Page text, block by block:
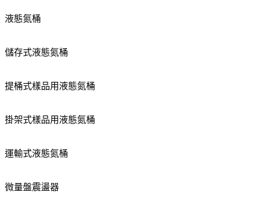
液態氮桶
儲存式液態氮桶
提桶式樣品用液態氮桶
掛架式樣品用液態氮桶
運輸式液態氮桶
微量盤震盪器